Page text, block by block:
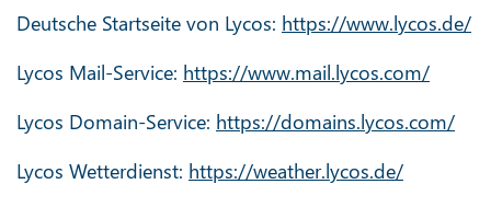
Deutsche Startseite von Lycos: https://www.lycos.de/
Lycos Mail-Service: https://www.mail.lycos.com/
Lycos Domain-Service: https://domains.lycos.com/
Lycos Wetterdienst: https://weather.lycos.de/